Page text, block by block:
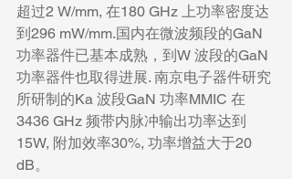
超过2 W/mm, 在180 GHz 上功率密度达
到296 mW/mm.国内在微波频段的GaN
功率器件已基本成熟，到W 波段的GaN
功率器件也取得进展. 南京电子器件研究
所研制的Ka 波段GaN 功率MMIC 在
3436 GHz 频带内脉冲输出功率达到
15W, 附加效率30%, 功率增益大于20
dB。